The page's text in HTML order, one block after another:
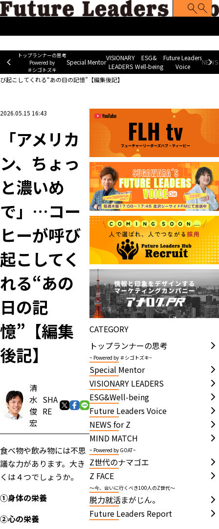
トップランナーの思考
Powered by
＃シゴトズキ
Special Mentor
VISIONARY
LEADERS
ESG&
Well-being
Future Leaders
Voice
トップランナーの思考
「アメリカン、ちょっと濃いめで」…コーヒーが呼
び起こしてくれる“あの日の記憶”【編集後記】
2026.05.15 16:43
「アメリカ
ン、ちょっ
と濃いめ
で」…コー
ヒーが呼び
起こしてく
れる“あの
日の記
憶”【編集
後記】
清
水
俊
宏
SHA
RE
食べ物や飲み物には不思
議な力があります。大き
くは４つでしょうか。
①身体の栄養
②心の栄養
CATEGORY
トップランナーの思考
~ Powered by ＃シゴトズキ~
Special Mentor
VISIONARY LEADERS
ESG&Well-being
Future Leaders Voice
NEWS for Z
MIND MATCH
~ Powered by GOAT~
Z世代のナマゴエ
Z FACE
～今、会いに行くべき100人のZ世代～
脱力就活まがじん。
Future Leaders Report